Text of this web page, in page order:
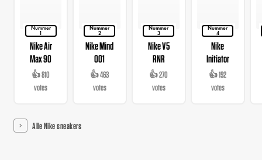
Nummer
1
Nike Air
Max 90
👍 810
votes
Nummer
2
Nike Mind
001
👍 463
votes
Nummer
3
Nike V5
RNR
👍 270
votes
Nummer
4
Nike
Initiator
👍 192
votes
Alle Nike sneakers